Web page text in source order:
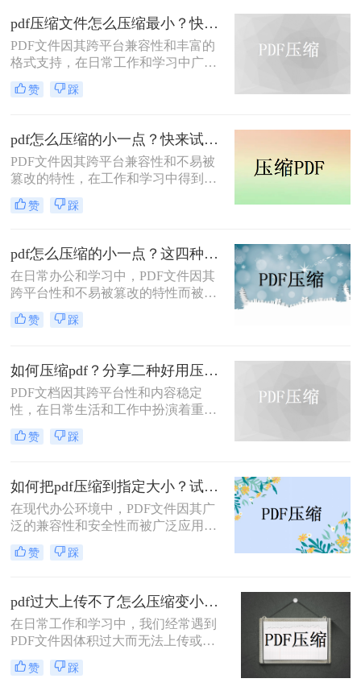
上传、发送或存储。那么pdf怎么压缩
到500k以下呢？本文将介绍两种将
PDF文件压缩到500K以下的方法。
pdf压缩文件怎么压缩最小？快来试着使用这三种压缩方法！
PDF文件因其跨平台兼容性和丰富的
格式支持，在日常工作和学习中广泛
应用。然而，有时我们需要将PDF文
件压缩到最小，以便更高效地存储和
呢？本文将介绍三种实用的PDF压缩
方法。
赞 踩
pdf怎么压缩的小一点？快来试试这4种压缩方法！
PDF文件因其跨平台兼容性和不易被
篡改的特性，在工作和学习中得到了
广泛应用。然而，PDF文件有时体积
过大，不便于存储和传输。那么pdf怎
有效的PDF压缩方法。
赞 踩
pdf怎么压缩的小一点？这四种压缩方法了解一下
在日常办公和学习中，PDF文件因其
跨平台性和不易被篡改的特性而被广
泛使用。然而，有时PDF文件过大，
会给传输和存储带来不便。那么pdf怎
将PDF压缩得更小的方法。
赞 踩
如何压缩pdf？分享二种好用压缩方法！
PDF文档因其跨平台性和内容稳定
性，在日常生活和工作中扮演着重要
角色。然而，有时PDF文件过大，会
影响传输速度或占用过多存储空间。
压缩PDF的方法。
赞 踩
如何把pdf压缩到指定大小？试试这4种压缩方法！
在现代办公环境中，PDF文件因其广
泛的兼容性和安全性而被广泛应用。
然而，当这些文件过大时，会带来传
输不便、占用过多存储空间等问题。
变得尤为重要。本文将详细介绍四种
常用的方法，帮助您轻松应对这一挑
战。
赞 踩
pdf过大上传不了怎么压缩变小？快来试试这3种压缩方法！
在日常工作和学习中，我们经常遇到
PDF文件因体积过大而无法上传或分
享的情况。那么pdf过大上传不了怎么
压缩变小呢？为了帮助您轻松应对这
赞 踩